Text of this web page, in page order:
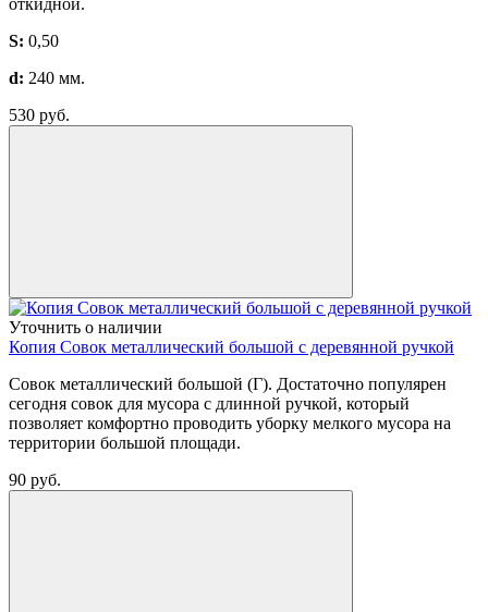
S: 0,50
d: 240 мм.
530 руб.
Уточнить о наличии
Копия Совок металлический большой с деревянной ручкой
Совок металлический большой (Г). Достаточно популярен
сегодня совок для мусора с длинной ручкой, который
позволяет комфортно проводить уборку мелкого мусора на
территории большой площади.
90 руб.